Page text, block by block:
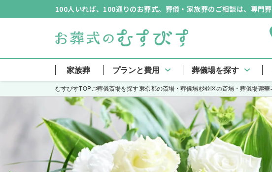
100人いれば、100通りのお葬式。葬儀・家族葬のご相談は、専門葬
家族葬 プランと費用 葬儀場を探す
むすびすTOPご葬儀斎場を探す東京都の斎場・葬儀場杉並区の斎場・葬儀場蓮華